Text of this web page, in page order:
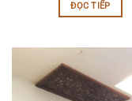
ĐỌC TIẾP